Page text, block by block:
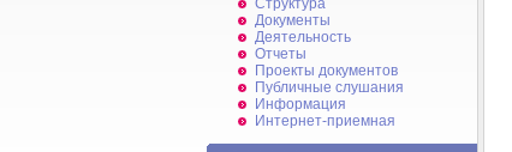
Структура
Документы
Деятельность
Отчеты
Проекты документов
Публичные слушания
Информация
Интернет-приемная